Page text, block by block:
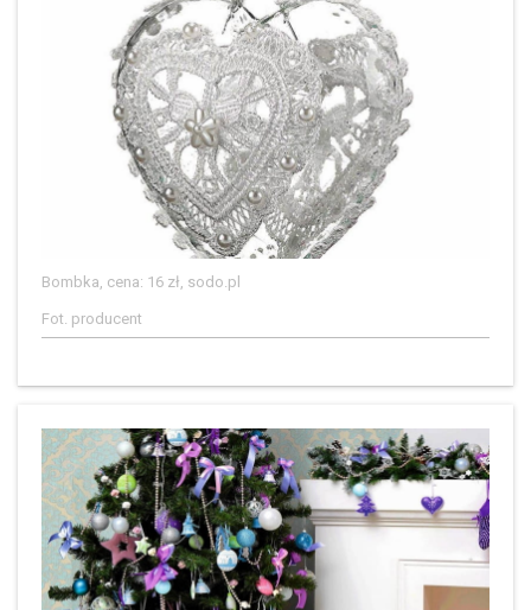
Bombka, cena: 16 zł, sodo.pl
Fot. producent